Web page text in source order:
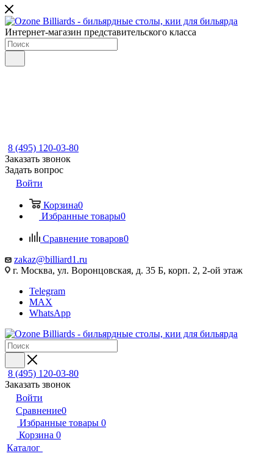
Интернет-магазин представительского класса
8 (495) 120-03-80
Заказать звонок
Задать вопрос
Войти
Корзина0
Избранные товары0
Сравнение товаров0
zakaz@billiard1.ru
г. Москва, ул. Воронцовская, д. 35 Б, корп. 2, 2-ой этаж
Telegram
MAX
WhatsApp
8 (495) 120-03-80
Заказать звонок
Войти
Сравнение0
Избранные товары 0
Корзина 0
Каталог